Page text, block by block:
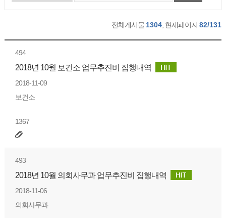
전체게시물 1304 , 현재페이지82/131
494
2018년 10월 보건소 업무추진비 집행내역
2018-11-09
보건소
1367
493
2018년 10월 의회사무과 업무추진비 집행내역
2018-11-06
의회사무과